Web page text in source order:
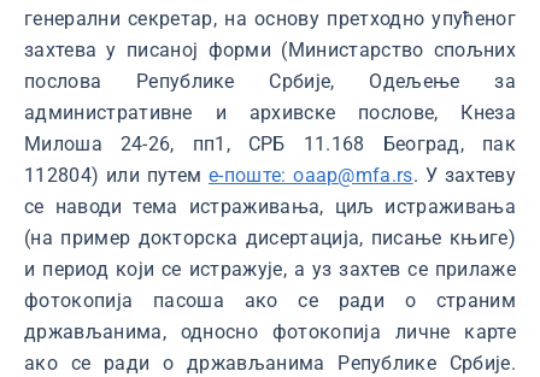
генерални секретар, на основу претходно упућеног
захтева у писаној форми (Министарство спољних
послова Републике Србије, Одељење за
административне и архивске послове, Кнеза
Милоша 24-26, пп1, СРБ 11.168 Београд, пак
112804) или путем е-поште: oaap@mfa.rs. У захтеву
се наводи тема истраживања, циљ истраживања
(на пример докторска дисертација, писање књиге)
и период који се истражује, а уз захтев се прилаже
фотокопија пасоша ако се ради о страним
држављанима, односно фотокопија личне карте
ако се ради о држављанима Републике Србије.